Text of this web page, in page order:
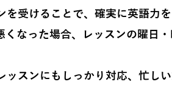
受けることで、確実に英語力
なった場合、レッスンの曜日
スンにもしっかり対応、忙しい